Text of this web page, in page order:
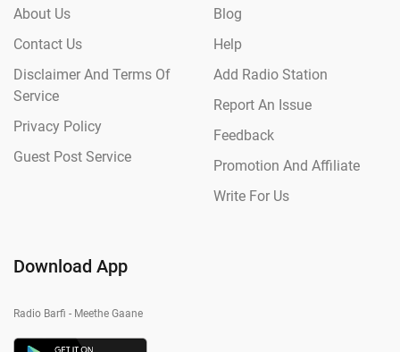
About Us
Contact Us
Disclaimer And Terms Of
Service
Privacy Policy
Guest Post Service
Blog
Help
Add Radio Station
Report An Issue
Feedback
Promotion And Affiliate
Write For Us
Download App
Radio Barfi - Meethe Gaane